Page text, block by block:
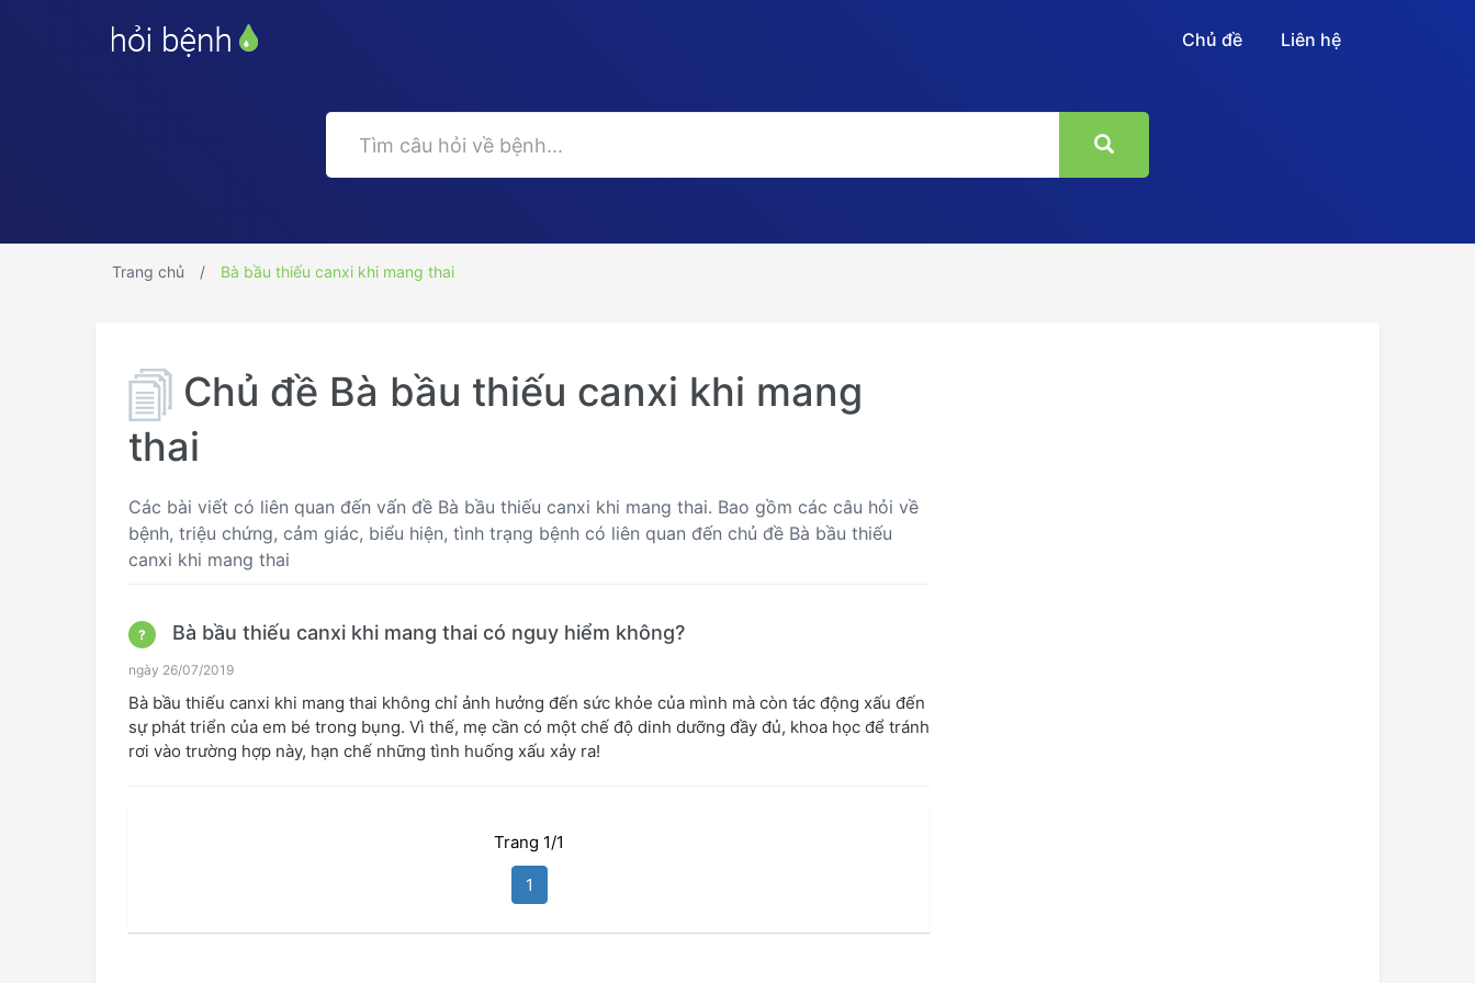
Chủ đề Liên hệ
Trang chủ Bà bầu thiếu canxi khi mang thai
Chủ đề Bà bầu thiếu canxi khi mang
thai
Các bài viết có liên quan đến vấn đề Bà bầu thiếu canxi khi mang thai. Bao gồm các câu hỏi về
bệnh, triệu chứng, cảm giác, biểu hiện, tình trạng bệnh có liên quan đến chủ đề Bà bầu thiếu
canxi khi mang thai
? Bà bầu thiếu canxi khi mang thai có nguy hiểm không?
ngày 26/07/2019
Bà bầu thiếu canxi khi mang thai không chỉ ảnh hưởng đến sức khỏe của mình mà còn tác động xấu đến
sự phát triển của em bé trong bụng. Vì thế, mẹ cần có một chế độ dinh dưỡng đầy đủ, khoa học để tránh
rơi vào trường hợp này, hạn chế những tình huống xấu xảy ra!
Trang 1/1
1